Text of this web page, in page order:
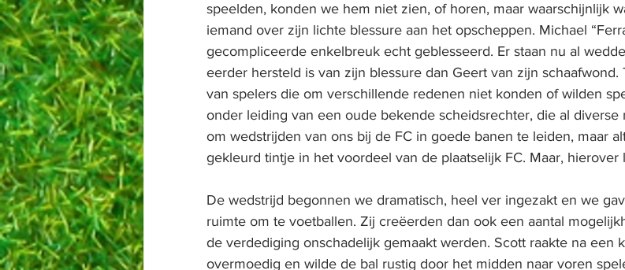
speelden, konden we hem niet zien, of horen, maar waarschijnlijk
iemand over zijn lichte blessure aan het opscheppen. Michael
gecompliceerde enkelbreuk echt geblesseerd. Er staan nu al
eerder hersteld is van zijn blessure dan Geert van zijn schaafwond.
van spelers die om verschillende redenen niet konden of wilden
onder leiding van een oude bekende scheidsrechter, die al
om wedstrijden van ons bij de FC in goede banen te leiden, maar
gekleurd tintje in het voordeel van de plaatselijk FC. Maar, hierover
De wedstrijd begonnen we dramatisch, heel ver ingezakt en we
ruimte om te voetballen. Zij creëerden dan ook een aantal
de verdediging onschadelijk gemaakt werden. Scott raakte na een
overmoedig en wilde de bal rustig door het midden naar voren